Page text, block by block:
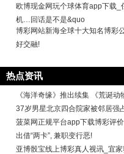
欧博现金网玩个球体育app下载
机…回话是不是&quo
博彩网站新海全球十大知名博彩
好交融!
热点资讯
《海洋奇缘》推出续集 《荒诞动
37岁男星北京四合院家被邻居强
菠菜网正规平台app下载博彩评
出借“两卡”, 兼职变行恶!
亚博骰宝线上博彩真人视讯_宜